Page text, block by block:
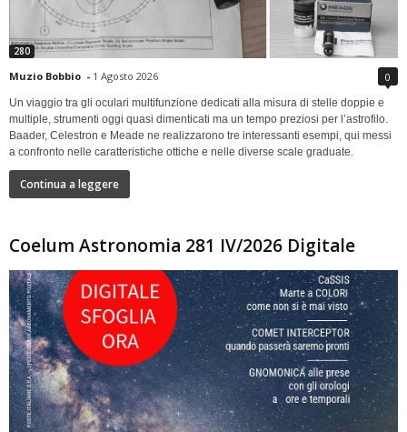
280
Muzio Bobbio - 1 Agosto 2026 0
Un viaggio tra gli oculari multifunzione dedicati alla misura di stelle doppie e
multiple, strumenti oggi quasi dimenticati ma un tempo preziosi per l’astrofilo.
Baader, Celestron e Meade ne realizzarono tre interessanti esempi, qui messi
a confronto nelle caratteristiche ottiche e nelle diverse scale graduate.
Continua a leggere
Coelum Astronomia 281 IV/2026 Digitale